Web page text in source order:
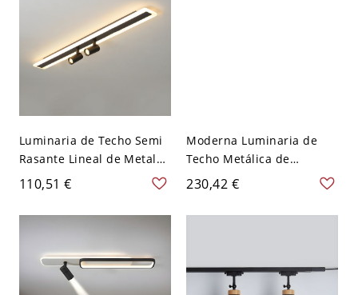
Luminaria de Techo Semi
Rasante Lineal de Metal
Luz de Riel LED Simplista
para Salón - 110 A 120 V
Negro-blanco 80 cm
110,51 €
Moderna Luminaria de
Techo Metálica de
Columnas Lámpara de
Riel Giratoria para Salón -
Negro 110 A 120 V 2
230,42 €